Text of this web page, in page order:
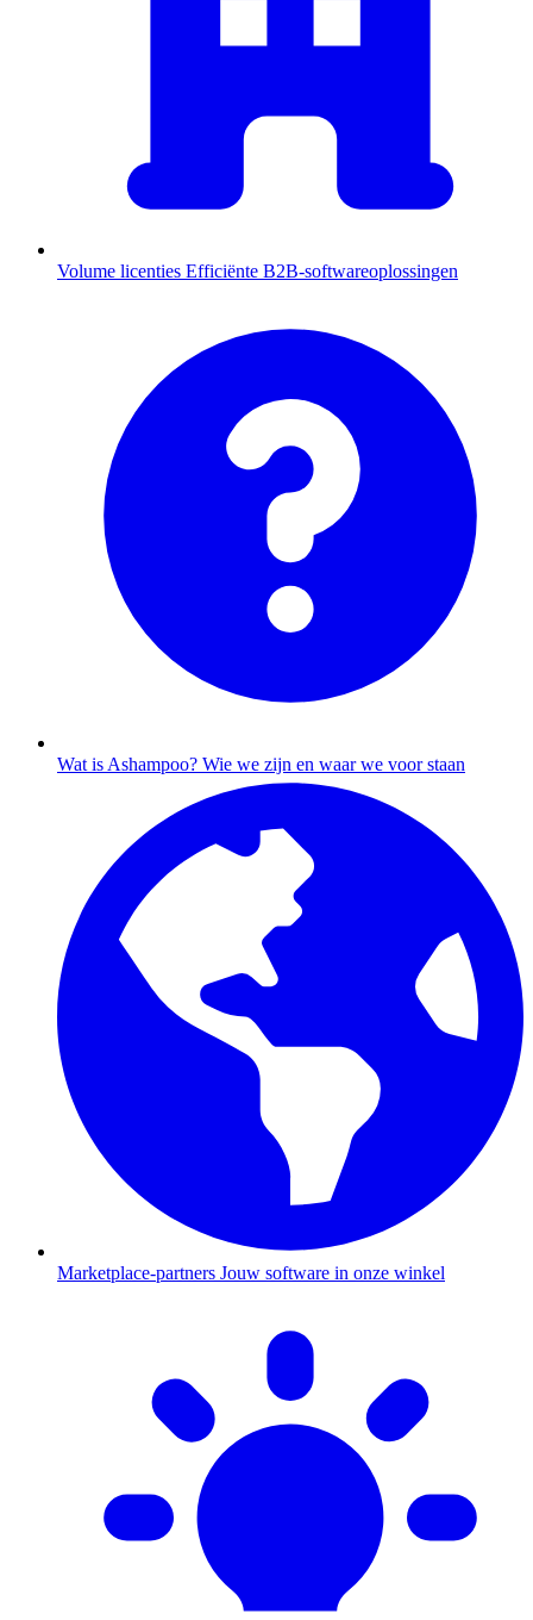
Volume licenties Efficiënte B2B-softwareoplossingen
Wat is Ashampoo? Wie we zijn en waar we voor staan
Marketplace-partners Jouw software in onze winkel